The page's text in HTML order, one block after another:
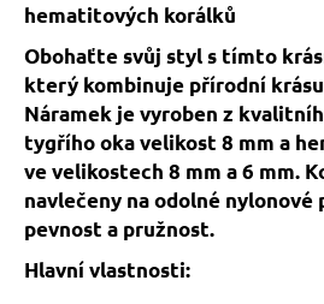
hematitových korálků
Obohaťte svůj styl s tímto
který kombinuje přírodní
Náramek je vyroben z
tygřího oka velikost 8 mm a
ve velikostech 8 mm a 6 mm.
navlečeny na odolné
pevnost a pružnost.
Hlavní vlastnosti:
HLEDAT
D
o
p
o
r
u